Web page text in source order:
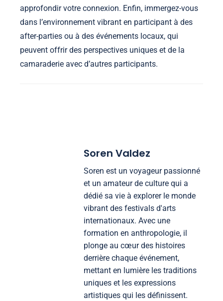
approfondir votre connexion. Enfin, immergez-vous
dans l’environnement vibrant en participant à des
after-parties ou à des événements locaux, qui
peuvent offrir des perspectives uniques et de la
camaraderie avec d’autres participants.
Soren Valdez
Soren est un voyageur passionné
et un amateur de culture qui a
dédié sa vie à explorer le monde
vibrant des festivals d'arts
internationaux. Avec une
formation en anthropologie, il
plonge au cœur des histoires
derrière chaque événement,
mettant en lumière les traditions
uniques et les expressions
artistiques qui les définissent.